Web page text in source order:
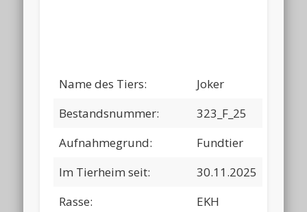
Name des Tiers:
Joker
Bestandsnummer:
323_F_25
Aufnahmegrund:
Fundtier
Im Tierheim seit:
30.11.2025
Rasse:
EKH